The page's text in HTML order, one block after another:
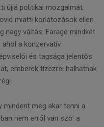
újjá politikai mozgalmát,
miatti korlátozások ellen
nagy váltás: Farage mindkét
a konzervatív
és tagsága jelentős
emberek tízezrei halhatnak
meg akar tenni a
nem erről van szó: a